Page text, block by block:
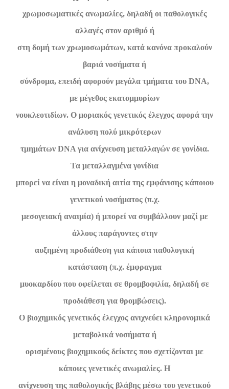
χρωμοσωματικές ανωμαλίες, δηλαδή οι παθολογικές
αλλαγές στον αριθμό ή
στη δομή των χρωμοσωμάτων, κατά κανόνα προκαλούν
βαριά νοσήματα ή
σύνδρομα, επειδή αφορούν μεγάλα τμήματα του DNA,
με μέγεθος εκατομμυρίων
νουκλεοτιδίων. Ο μοριακός γενετικός έλεγχος αφορά την
ανάλυση πολύ μικρότερων
τμημάτων DNA για ανίχνευση μεταλλαγών σε γονίδια.
Τα μεταλλαγμένα γονίδια
μπορεί να είναι η μοναδική αιτία της εμφάνισης κάποιου
γενετικού νοσήματος (π.χ.
μεσογειακή αναιμία) ή μπορεί να συμβάλλουν μαζί με
άλλους παράγοντες στην
αυξημένη προδιάθεση για κάποια παθολογική
κατάσταση (π.χ. έμφραγμα
μυοκαρδίου που οφείλεται σε θρομβοφιλία, δηλαδή σε
προδιάθεση για θρομβώσεις).
Ο βιοχημικός γενετικός έλεγχος ανιχνεύει κληρονομικά
μεταβολικά νοσήματα ή
ορισμένους βιοχημικούς δείκτες που σχετίζονται με
κάποιες γενετικές ανωμαλίες. Η
ανίχνευση της παθολογικής βλάβης μέσω του γενετικού